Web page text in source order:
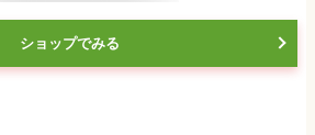
ショップでみる